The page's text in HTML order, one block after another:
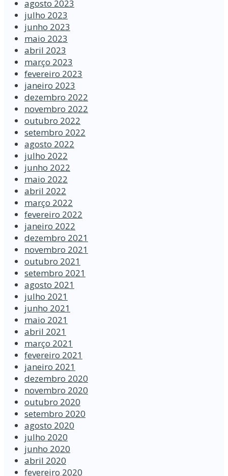
agosto 2023
julho 2023
junho 2023
maio 2023
abril 2023
março 2023
fevereiro 2023
janeiro 2023
dezembro 2022
novembro 2022
outubro 2022
setembro 2022
agosto 2022
julho 2022
junho 2022
maio 2022
abril 2022
março 2022
fevereiro 2022
janeiro 2022
dezembro 2021
novembro 2021
outubro 2021
setembro 2021
agosto 2021
julho 2021
junho 2021
maio 2021
abril 2021
março 2021
fevereiro 2021
janeiro 2021
dezembro 2020
novembro 2020
outubro 2020
setembro 2020
agosto 2020
julho 2020
junho 2020
abril 2020
fevereiro 2020